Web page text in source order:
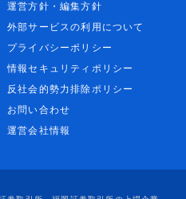
運営方針・編集方針
外部サービスの利用について
プライバシーポリシー
情報セキュリティポリシー
反社会的勢力排除ポリシー
お問い合わせ
運営会社情報